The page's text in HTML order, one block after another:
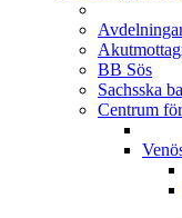
BB Sös
Sachsska
Centrum